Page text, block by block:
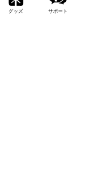
グッズ サポート
Safariの最新版、